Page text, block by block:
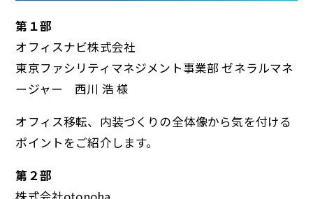
第１部
オフィスナビ株式会社
東京ファシリティマネジメント事業部 ゼネラルマネ
ージャー 西川 浩 様
オフィス移転、内装づくりの全体像から気を付ける
ポイントをご紹介します。
第２部